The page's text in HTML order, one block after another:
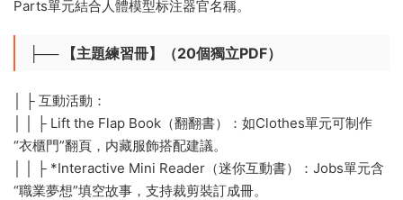
Parts單元結合人體模型标注器官名稱。
├── 【主題練習冊】（20個獨立PDF）
│ ├️ 互動活動：
│ │ ├️ Lift the Flap Book（翻翻書）：如Clothes單元可制作
“衣櫃門”翻頁，内藏服飾搭配建議。
│ │ ├️ *Interactive Mini Reader（迷你互動書）：Jobs單元含
“職業夢想”填空故事，支持裁剪裝訂成冊。